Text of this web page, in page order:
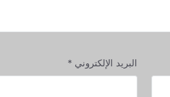
البريد الإلكتروني*